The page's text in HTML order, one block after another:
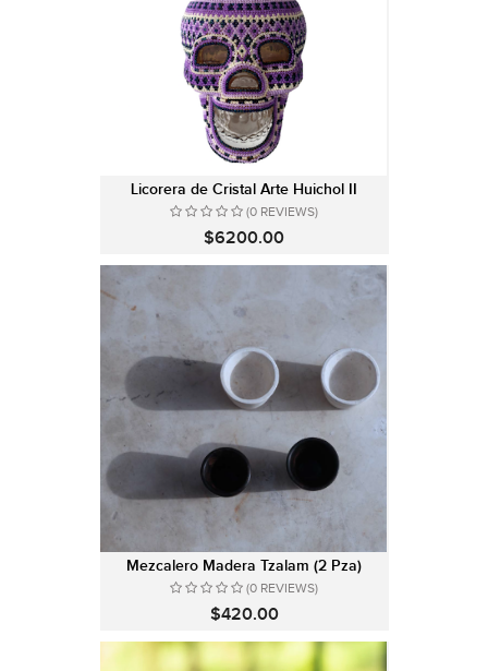
Licorera de Cristal Arte Huichol II
(0 REVIEWS)
$6200.00
Mezcalero Madera Tzalam (2 Pza)
(0 REVIEWS)
$420.00